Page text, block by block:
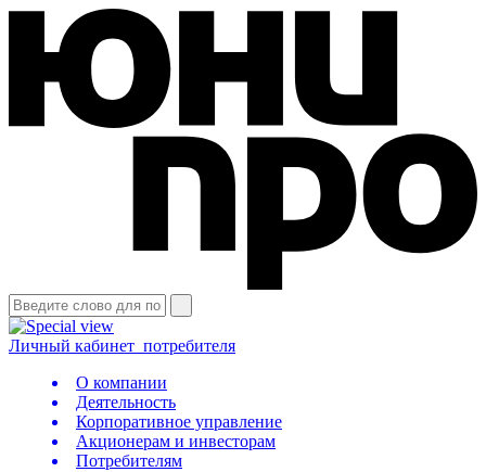
Личный кабинет потребителя
О компании
Деятельность
Корпоративное управление
Акционерам и инвесторам
Потребителям